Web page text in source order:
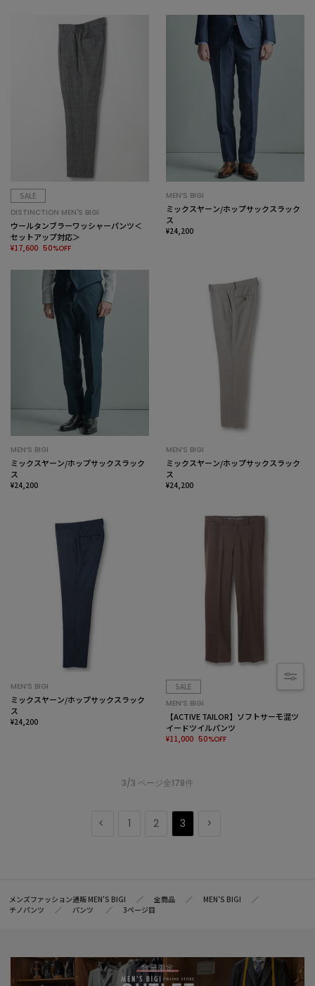
SALE
DISTINCTION MEN'S BIGI
ウールタンブラーワッシャーパンツ＜
セットアップ対応＞
¥17,600 50%OFF
MEN’S BIGI
ミックスヤーン/ホップサックスラック
ス
¥24,200
MEN’S BIGI
ミックスヤーン/ホップサックスラック
ス
¥24,200
MEN’S BIGI
ミックスヤーン/ホップサックスラック
ス
¥24,200
MEN’S BIGI
ミックスヤーン/ホップサックスラック
ス
¥24,200
SALE
MEN’S BIGI
【ACTIVE TAILOR】ソフトサーモ混ツ
イードツイルパンツ
¥11,000 50%OFF
3/3 ページ全178件
1 2 3
メンズファッション通販 MEN'S BIGI 全商品
MEN'S BIGI
チノパンツ
パンツ 3ページ目